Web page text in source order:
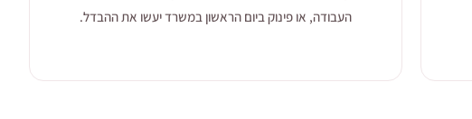
העבודה, או פינוק ביום הראשון במשרד יעשו את ההבדל.